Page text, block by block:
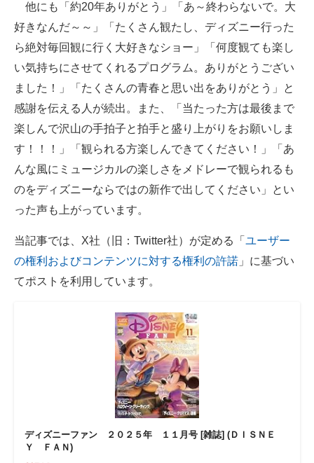
他にも「約20年ありがとう」「あ～終わらないで。大
好きなんだ～～」「たくさん観たし、ディズニー行った
ら絶対毎回観に行く大好きなショー」「何度観ても楽し
い気持ちにさせてくれるプログラム。ありがとうござい
ました！」「たくさんの青春と思い出をありがとう」と
感謝を伝える人が続出。また、「当たった方は最後まで
楽しんで沢山の手拍子と拍手と盛り上がりをお願いしま
す！！！」「観られる方楽しんできてください！」「あ
んな風にミュージカルの楽しさをメドレーで観られるも
のをディズニーならではの新作で出してください」とい
った声も上がっています。
当記事では、X社（旧：Twitter社）が定める「 ユーザー
の権利およびコンテンツに対する権利の許諾 」に基づい
てポストを利用しています。
ディズニーファン ２０２５年 １１月号 [雑誌] (ＤＩＳＮＥ
Ｙ ＦＡＮ)